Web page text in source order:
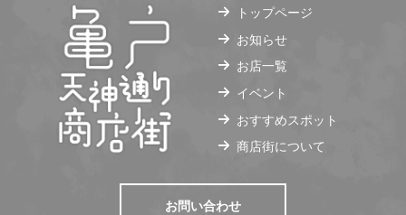
トップページ
お知らせ
お店一覧
イベント
おすすめスポット
商店街について
お問い合わせ